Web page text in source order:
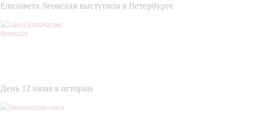
Елизавета Леонская выступила в Петербурге
День 12 июня в истории